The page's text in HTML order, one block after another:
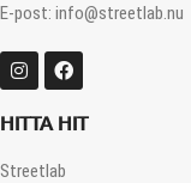
E-post: info@streetlab.nu
HITTA HIT
Streetlab